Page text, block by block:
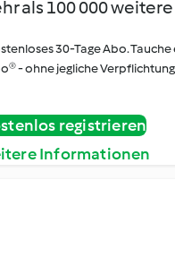
als 100 000
30-Tage Abo.
- ohne jegliche
registrieren
Informationen